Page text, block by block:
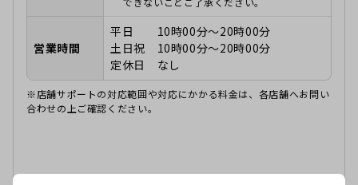
営業時間
平日 10時00分～20時00分
土日祝 10時00分～20時00分
定休日 なし
※店舗サポートの対応範囲や対応にかかる料金は、各店舗へお問い
合わせの上ご確認ください。